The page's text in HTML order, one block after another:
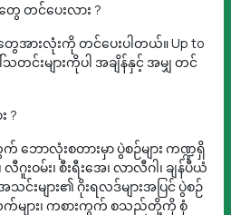
ေ တင်ပေးလား ?
ေအားလုံးကို တင်ပေးပါတယ်။ Up to
တင်းများကိုပါ အချိန်နှင့် အမျှ တင်
?
ဘောလုံးစတားမှာ ပွဲစဉ်များ ကဏ္ဍရှိ
ဂူးဝမ်း၊ စီးရီးအေ၊ လာလီဂါ၊ ချန်ပီယံ
းများ၏ ဂိုးရလဒ်များအပြင် ပွဲစဉ်
များ၊ ကစားကွက် စသည်တို့ကို စုံ